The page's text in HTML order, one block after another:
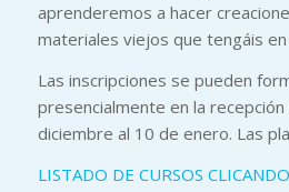
aprenderemos a hacer
materiales viejos que tengáis en
Las inscripciones se pueden
presencialmente en la
diciembre al 10 de enero. Las
LISTADO DE CURSOS